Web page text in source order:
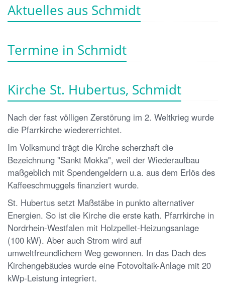
Aktuelles aus Schmidt
Termine in Schmidt
Kirche St. Hubertus, Schmidt
Nach der fast völligen Zerstörung im 2. Weltkrieg wurde
die Pfarrkirche wiedererrichtet.
Im Volksmund trägt die Kirche scherzhaft die
Bezeichnung "Sankt Mokka", weil der Wiederaufbau
maßgeblich mit Spendengeldern u.a. aus dem Erlös des
Kaffeeschmuggels finanziert wurde.
St. Hubertus setzt Maßstäbe in punkto alternativer
Energien. So ist die Kirche die erste kath. Pfarrkirche in
Nordrhein-Westfalen mit Holzpellet-Heizungsanlage
(100 kW). Aber auch Strom wird auf
umweltfreundlichem Weg gewonnen. In das Dach des
Kirchengebäudes wurde eine Fotovoltaik-Anlage mit 20
kWp-Leistung integriert.